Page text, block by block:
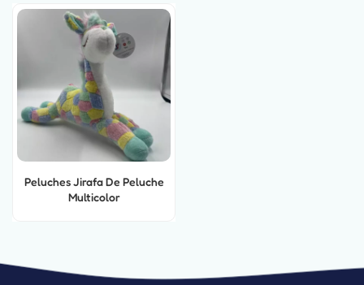
Peluches Jirafa De Peluche
Multicolor